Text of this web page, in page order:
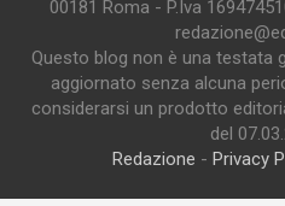
00181 Roma - P.Iva
Questo blog non è una testata
aggiornato senza alcuna
considerarsi un prodotto
del
Redazione - Privacy